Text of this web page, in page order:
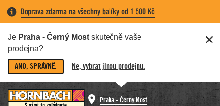
Doprava zdarma na všechny balíky od 1 500 Kč
Je Praha - Černý Most skutečně vaše
prodejna?
ANO, SPRÁVNĚ. Ne, vybrat jinou prodejnu.
Praha - Černý Most